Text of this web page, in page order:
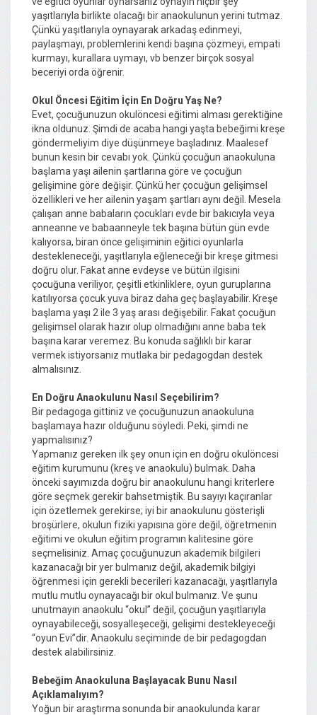
yaşıtlarıyla birlikte olacağı bir anaokulunun yerini tutmaz.
Çünkü yaşıtlarıyla oynayarak arkadaş edinmeyi,
paylaşmayı, problemlerini kendi başına çözmeyi, empati
kurmayı, kurallara uymayı, vb benzer birçok sosyal
beceriyi orda öğrenir.
Okul Öncesi Eğitim İçin En Doğru Yaş Ne?
Evet, çocuğunuzun okulöncesi eğitimi alması gerektiğine
ikna oldunuz. Şimdi de acaba hangi yaşta bebeğimi kreşe
göndermeliyim diye düşünmeye başladınız. Maalesef
bunun kesin bir cevabı yok. Çünkü çocuğun anaokuluna
başlama yaşı ailenin şartlarına göre ve çocuğun
gelişimine göre değişir. Çünkü her çocuğun gelişimsel
özellikleri ve her ailenin yaşam şartları aynı değil. Mesela
çalışan anne babaların çocukları evde bir bakıcıyla veya
anneanne ve babaanneyle tek başına bütün gün evde
kalıyorsa, biran önce gelişiminin eğitici oyunlarla
destekleneceği, yaşıtlarıyla eğleneceği bir kreşe gitmesi
doğru olur. Fakat anne evdeyse ve bütün ilgisini
çocuğuna veriliyor, çeşitli etkinliklere, oyun guruplarına
katılıyorsa çocuk yuva biraz daha geç başlayabilir. Kreşe
başlama yaşı 2 ile 3 yaş arası değişebilir. Fakat çocuğun
gelişimsel olarak hazır olup olmadığını anne baba tek
başına karar veremez. Bu konuda sağlıklı bir karar
vermek istiyorsanız mutlaka bir pedagogdan destek
almalısınız.
En Doğru Anaokulunu Nasıl Seçebilirim?
Bir pedagoga gittiniz ve çocuğunuzun anaokuluna
başlamaya hazır olduğunu söyledi. Peki, şimdi ne
yapmalısınız?
Yapmanız gereken ilk şey onun için en doğru okulöncesi
eğitim kurumunu (kreş ve anaokulu) bulmak. Daha
önceki sayımızda doğru bir anaokulunu hangi kriterlere
göre seçmek gerekir bahsetmiştik. Bu sayıyı kaçıranlar
için özetlemek gerekirse; iyi bir anaokulunu gösterişli
broşürlere, okulun fiziki yapısına göre değil, öğretmenin
eğitimi ve okulun eğitim programın kalitesine göre
seçmelisiniz. Amaç çocuğunuzun akademik bilgileri
kazanacağı bir yer bulmanız değil, akademik bilgiyi
öğrenmesi için gerekli becerileri kazanacağı, yaşıtlarıyla
mutlu mutlu oynayacağı bir okul bulmanız. Ve şunu
unutmayın anaokulu “okul” değil, çocuğun yaşıtlarıyla
oynayabileceği, sosyalleşeceği, gelişimi destekleyeceği
“oyun Evi”dir. Anaokulu seçiminde de bir pedagogdan
destek alabilirsiniz.
Bebeğim Anaokuluna Başlayacak Bunu Nasıl
Açıklamalıyım?
Yoğun bir araştırma sonunda bir anaokulunda karar